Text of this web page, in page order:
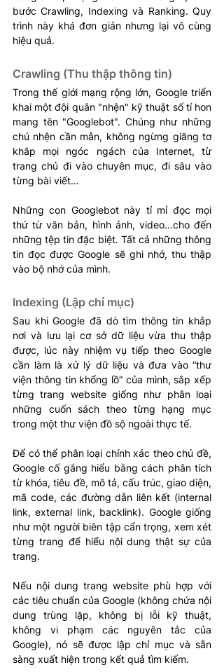
bước Crawling, Indexing và Ranking. Quy
trình này khá đơn giản nhưng lại vô cùng
hiệu quả.
Crawling (Thu thập thông tin)
Trong thế giới mạng rộng lớn, Google triển
khai một đội quân "nhện" kỹ thuật số tí hon
mang tên "Googlebot". Chúng như những
chú nhện cần mẫn, không ngừng giăng tơ
khắp mọi ngóc ngách của Internet, từ
trang chủ đi vào chuyên mục, đi sâu vào
từng bài viết…
Những con Googlebot này tỉ mỉ đọc mọi
thứ từ văn bản, hình ảnh, video…cho đến
những tệp tin đặc biệt. Tất cả những thông
tin đọc được Google sẽ ghi nhớ, thu thập
vào bộ nhớ của mình.
Indexing (Lập chỉ mục)
Sau khi Google đã dò tìm thông tin khắp
nơi và lưu lại cơ sở dữ liệu vừa thu thập
được, lúc này nhiệm vụ tiếp theo Google
cần làm là xử lý dữ liệu và đưa vào “thư
viện thông tin khổng lồ” của mình, sắp xếp
từng trang website giống như phân loại
những cuốn sách theo từng hạng mục
trong một thư viện đồ sộ ngoài thực tế.
Để có thể phân loại chính xác theo chủ đề,
Google cố gắng hiểu bằng cách phân tích
từ khóa, tiêu đề, mô tả, cấu trúc, giao diện,
mã code, các đường dẫn liên kết (internal
link, external link, backlink). Google giống
như một người biên tập cẩn trọng, xem xét
từng trang để hiểu nội dung thật sự của
trang.
Nếu nội dung trang website phù hợp với
các tiêu chuẩn của Google (không chứa nội
dung trùng lặp, không bị lỗi kỹ thuật,
không vi phạm các nguyên tắc của
Google), nó sẽ được lập chỉ mục và sẵn
sàng xuất hiện trong kết quả tìm kiếm.